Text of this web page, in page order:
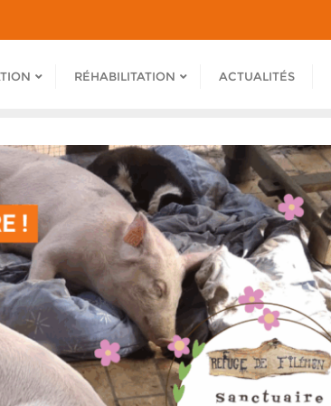
RÉHABILITATION ACTUALITÉS